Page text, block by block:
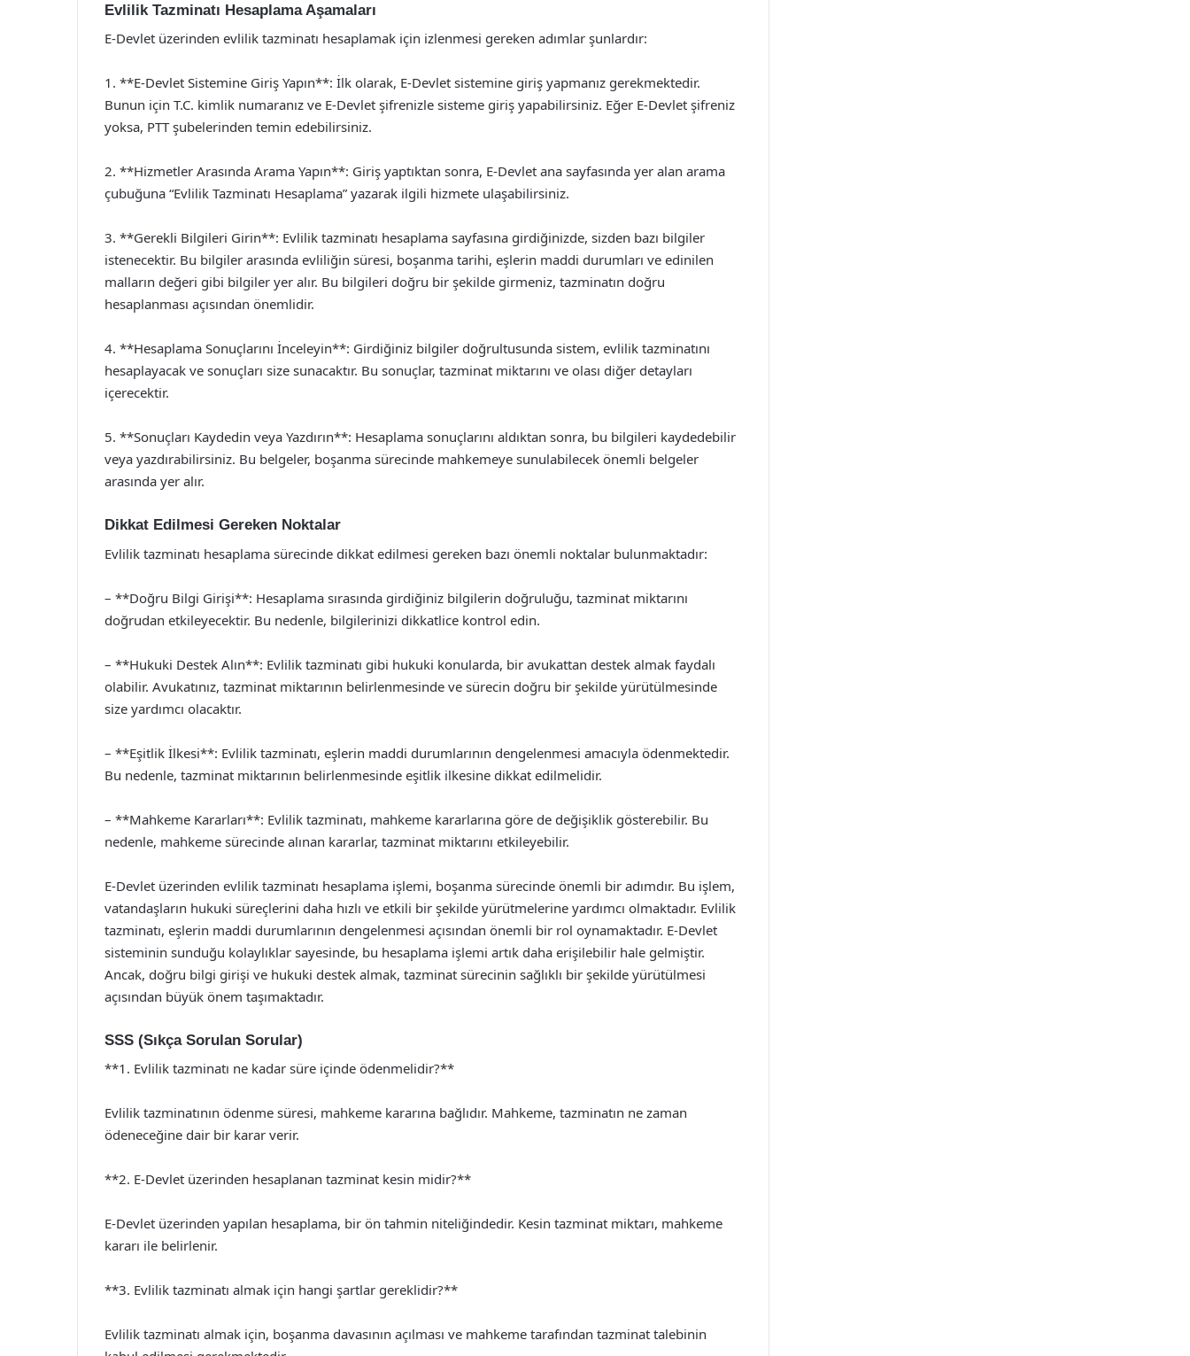
Evlilik Tazminatı Hesaplama Aşamaları
E-Devlet üzerinden evlilik tazminatı hesaplamak için izlenmesi gereken adımlar şunlardır:
1. **E-Devlet Sistemine Giriş Yapın**: İlk olarak, E-Devlet sistemine giriş yapmanız gerekmektedir.
Bunun için T.C. kimlik numaranız ve E-Devlet şifrenizle sisteme giriş yapabilirsiniz. Eğer E-Devlet şifreniz
yoksa, PTT şubelerinden temin edebilirsiniz.
2. **Hizmetler Arasında Arama Yapın**: Giriş yaptıktan sonra, E-Devlet ana sayfasında yer alan arama
çubuğuna “Evlilik Tazminatı Hesaplama” yazarak ilgili hizmete ulaşabilirsiniz.
3. **Gerekli Bilgileri Girin**: Evlilik tazminatı hesaplama sayfasına girdiğinizde, sizden bazı bilgiler
istenecektir. Bu bilgiler arasında evliliğin süresi, boşanma tarihi, eşlerin maddi durumları ve edinilen
malların değeri gibi bilgiler yer alır. Bu bilgileri doğru bir şekilde girmeniz, tazminatın doğru
hesaplanması açısından önemlidir.
4. **Hesaplama Sonuçlarını İnceleyin**: Girdiğiniz bilgiler doğrultusunda sistem, evlilik tazminatını
hesaplayacak ve sonuçları size sunacaktır. Bu sonuçlar, tazminat miktarını ve olası diğer detayları
içerecektir.
5. **Sonuçları Kaydedin veya Yazdırın**: Hesaplama sonuçlarını aldıktan sonra, bu bilgileri kaydedebilir
veya yazdırabilirsiniz. Bu belgeler, boşanma sürecinde mahkemeye sunulabilecek önemli belgeler
arasında yer alır.
Dikkat Edilmesi Gereken Noktalar
Evlilik tazminatı hesaplama sürecinde dikkat edilmesi gereken bazı önemli noktalar bulunmaktadır:
– **Doğru Bilgi Girişi**: Hesaplama sırasında girdiğiniz bilgilerin doğruluğu, tazminat miktarını
doğrudan etkileyecektir. Bu nedenle, bilgilerinizi dikkatlice kontrol edin.
– **Hukuki Destek Alın**: Evlilik tazminatı gibi hukuki konularda, bir avukattan destek almak faydalı
olabilir. Avukatınız, tazminat miktarının belirlenmesinde ve sürecin doğru bir şekilde yürütülmesinde
size yardımcı olacaktır.
– **Eşitlik İlkesi**: Evlilik tazminatı, eşlerin maddi durumlarının dengelenmesi amacıyla ödenmektedir.
Bu nedenle, tazminat miktarının belirlenmesinde eşitlik ilkesine dikkat edilmelidir.
– **Mahkeme Kararları**: Evlilik tazminatı, mahkeme kararlarına göre de değişiklik gösterebilir. Bu
nedenle, mahkeme sürecinde alınan kararlar, tazminat miktarını etkileyebilir.
E-Devlet üzerinden evlilik tazminatı hesaplama işlemi, boşanma sürecinde önemli bir adımdır. Bu işlem,
vatandaşların hukuki süreçlerini daha hızlı ve etkili bir şekilde yürütmelerine yardımcı olmaktadır. Evlilik
tazminatı, eşlerin maddi durumlarının dengelenmesi açısından önemli bir rol oynamaktadır. E-Devlet
sisteminin sunduğu kolaylıklar sayesinde, bu hesaplama işlemi artık daha erişilebilir hale gelmiştir.
Ancak, doğru bilgi girişi ve hukuki destek almak, tazminat sürecinin sağlıklı bir şekilde yürütülmesi
açısından büyük önem taşımaktadır.
SSS (Sıkça Sorulan Sorular)
**1. Evlilik tazminatı ne kadar süre içinde ödenmelidir?**
Evlilik tazminatının ödenme süresi, mahkeme kararına bağlıdır. Mahkeme, tazminatın ne zaman
ödeneceğine dair bir karar verir.
**2. E-Devlet üzerinden hesaplanan tazminat kesin midir?**
E-Devlet üzerinden yapılan hesaplama, bir ön tahmin niteliğindedir. Kesin tazminat miktarı, mahkeme
kararı ile belirlenir.
**3. Evlilik tazminatı almak için hangi şartlar gereklidir?**
Evlilik tazminatı almak için, boşanma davasının açılması ve mahkeme tarafından tazminat talebinin